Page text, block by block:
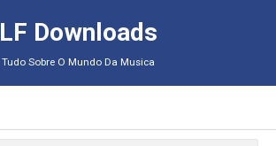
LF Downloads
Tudo Sobre O Mundo Da Musica